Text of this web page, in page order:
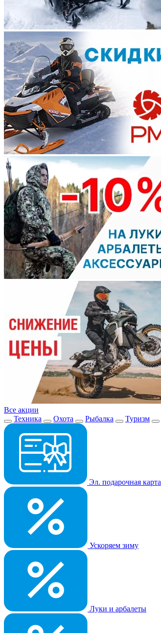
Все акции
Техника
Охота Рыбалка Туризм
Эл. подарочная карта
Ускоряем зиму
Луки и арбалеты